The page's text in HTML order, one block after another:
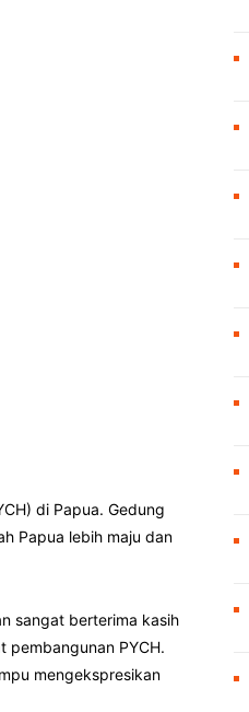
di Papua. Gedung
Papua lebih maju dan
sangat berterima kasih
pembangunan PYCH.
mengekspresikan